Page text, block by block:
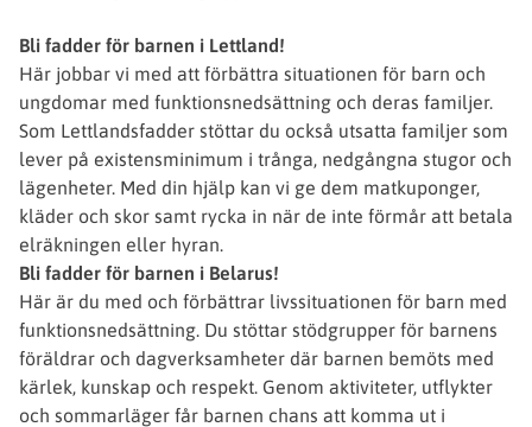
Bli fadder för barnen i Lettland!
Här jobbar vi med att förbättra situationen för barn och
ungdomar med funktionsnedsättning och deras familjer.
Som Lettlandsfadder stöttar du också utsatta familjer som
lever på existensminimum i trånga, nedgångna stugor och
lägenheter. Med din hjälp kan vi ge dem matkuponger,
kläder och skor samt rycka in när de inte förmår att betala
elräkningen eller hyran.
Bli fadder för barnen i Belarus!
Här är du med och förbättrar livssituationen för barn med
funktionsnedsättning. Du stöttar stödgrupper för barnens
föräldrar och dagverksamheter där barnen bemöts med
kärlek, kunskap och respekt. Genom aktiviteter, utflykter
och sommarläger får barnen chans att komma ut i